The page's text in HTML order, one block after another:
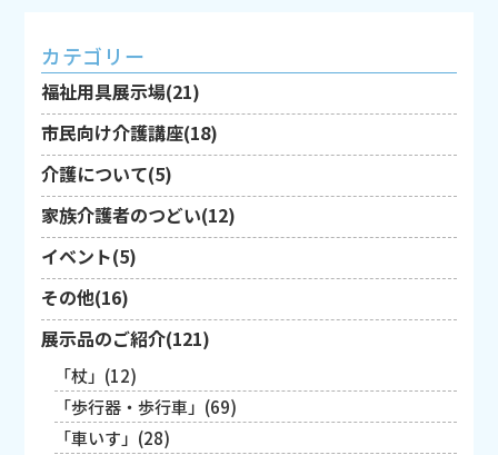
カテゴリー
福祉用具展示場(21)
市民向け介護講座(18)
介護について(5)
家族介護者のつどい(12)
イベント(5)
その他(16)
展示品のご紹介(121)
「杖」(12)
「歩行器・歩行車」(69)
「車いす」(28)